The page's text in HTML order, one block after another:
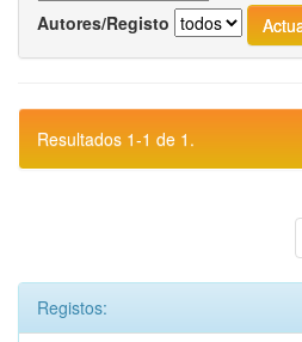
Autores/Registo
Resultados 1-1 de 1.
Registos: